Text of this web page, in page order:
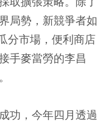
局勢， 新競爭者如
分市場，便利商店
手麥當勞的李昌
功，今年四月透過